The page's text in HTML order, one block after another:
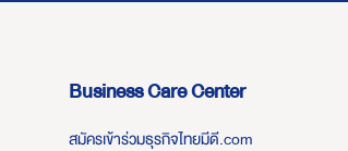
Business Care Center
สมัครเข้าร่วมธุรกิจไทยมีดี.com